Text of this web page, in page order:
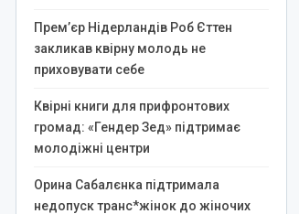
Прем’єр Нідерландів Роб Єттен
закликав квірну молодь не
приховувати себе
Квірні книги для прифронтових
громад: «Гендер Зед» підтримає
молодіжні центри
Орина Сабалєнка підтримала
недопуск транс*жінок до жіночих